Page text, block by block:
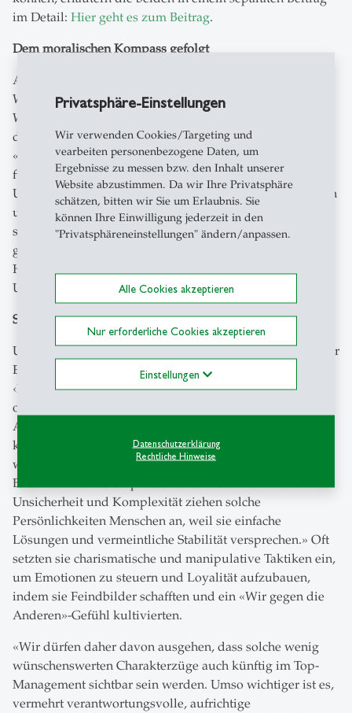
Privatsphäre-Einstellungen
Wir verwenden Cookies/Targeting und
vearbeiten personenbezogene Daten, um
Ergebnisse zu messen bzw. den Inhalt unserer
Website abzustimmen. Da wir Ihre Privatsphäre
schätzen, bitten wir Sie um Erlaubnis. Sie
können Ihre Einwilligung jederzeit in den
"Privatsphäreneinstellungen" ändern/anpassen.
Alle Cookies akzeptieren
Nur erforderliche Cookies akzeptieren
Einstellungen
Datenschutzerklärung
Rechtliche Hinweise
im Detail: Hier geht es zum Beitrag.
Dem moralischen Kompass gefolgt
Auf konkrete Beispiele von aktuellen Vorbildern in
Wirtschaft und Politik angesprochen, nennt Antoinette
Weibel spontan Paul Polman, der als CEO von Unilever
das Unternehmen auf eine «Net Positive» Kurs brachte.
«Er setzte langfristige Ziele über kurzfristige Profite und
führte den Unilever Sustainable Living Plan ein, der
Umweltauswirkungen senken, die Gesundheit verbessern
und Millionen von Menschen wirtschaftlich stärken
sollte.» Dabei habe er viel vernunftbegabte Führung
gezeigt. «Er erkannte stets den richtigen Zeitpunkt, um
Hindernisse aus dem Weg zu räumen und das
Unternehmen zumindest stückweise zu wandeln.»
Strategien gegen «Dark Leadership»
Und was macht Leader wie beispielsweise Steve Jobs oder
Elon Musk zu besonderen Führungspersonen? «Beide
‹Führungsfiguren› tragen narzisstische Züge und gelten
oder galten als autoritär und einschüchternd», antwortet
Antoinette Weibel. Solche Charaktereigenschaften,
kombiniert mit hoher Intelligenz, könnten verführerisch
wirken, wie Professor Manfred Kets de Vries in seinem
Buch Dark Leadership beschreibe. «Gerade in Zeiten der
Unsicherheit und Komplexität ziehen solche
Persönlichkeiten Menschen an, weil sie einfache
Lösungen und vermeintliche Stabilität versprechen.» Oft
setzten sie charismatische und manipulative Taktiken ein,
um Emotionen zu steuern und Loyalität aufzubauen,
indem sie Feindbilder schafften und ein «Wir gegen die
Anderen»-Gefühl kultivierten.
«Wir dürfen daher davon ausgehen, dass solche wenig
wünschenswerten Charakterzüge auch künftig im Top-
Management sichtbar sein werden. Umso wichtiger ist es,
vermehrt verantwortungsvolle, aufrichtige